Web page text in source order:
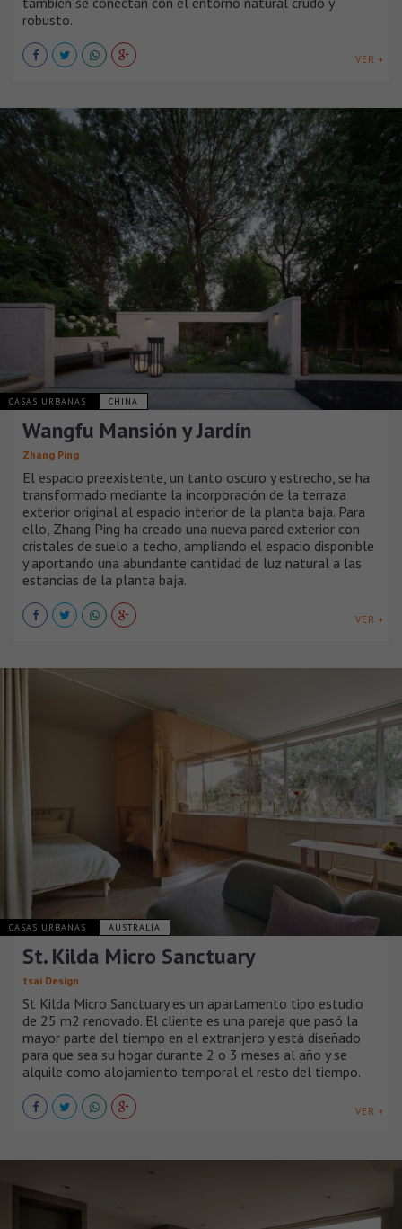
robusto.
VER +
CASAS URBANAS CHINA
Wangfu Mansión y Jardín
Zhang Ping
El espacio preexistente, un tanto oscuro y estrecho, se ha
transformado mediante la incorporación de la terraza
exterior original al espacio interior de la planta baja. Para
ello, Zhang Ping ha creado una nueva pared exterior con
cristales de suelo a techo, ampliando el espacio disponible
y aportando una abundante cantidad de luz natural a las
estancias de la planta baja.
VER +
CASAS URBANAS AUSTRALIA
St. Kilda Micro Sanctuary
tsai Design
St Kilda Micro Sanctuary es un apartamento tipo estudio
de 25 m2 renovado. El cliente es una pareja que pasó la
mayor parte del tiempo en el extranjero y está diseñado
para que sea su hogar durante 2 o 3 meses al año y se
alquile como alojamiento temporal el resto del tiempo.
VER +